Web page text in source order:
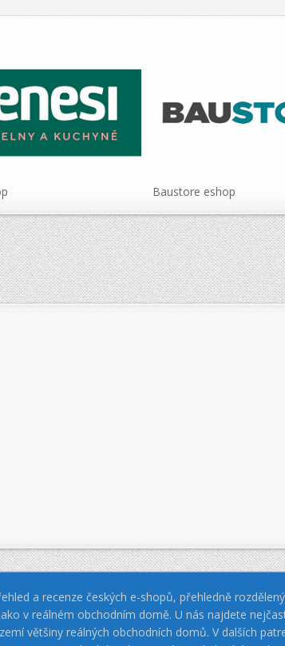
Baustore eshop
a recenze českých e-shopů, přehledně
v reálném obchodním domě. U nás najdete
většiny reálných obchodních domů. V dalších